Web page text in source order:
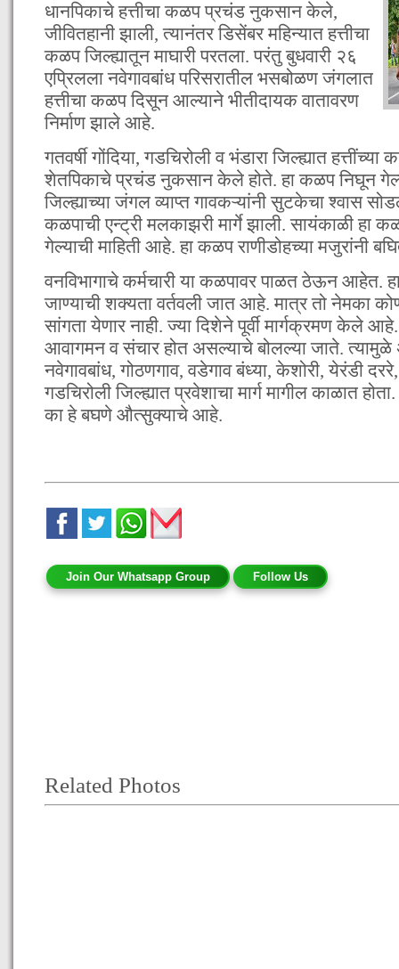
धानपिकाचे हत्तीचा कळप प्रचंड नुकसान केले,
जीवितहानी झाली, त्यानंतर डिसेंबर महिन्यात हत्तीचा
कळप जिल्ह्यातून माघारी परतला. परंतु बुधवारी २६
एप्रिलला नवेगावबांध परिसरातील भसबोळण जंगलात
हत्तीचा कळप दिसून आल्याने भीतीदायक वातावरण
निर्माण झाले आहे.
गतवर्षी गोंदिया, गडचिरोली व भंडारा जिल्ह्यात
शेतपिकाचे प्रचंड नुकसान केले होते. हा कळप निघून
जिल्ह्याच्या जंगल व्याप्त गावकऱ्यांनी सुटकेचा श्वास
कळपाची एन्ट्री मलकाझरी मार्गे झाली. सायंकाळी हा
गेल्याची माहिती आहे. हा कळप राणीडोहच्या मजुरांनी
वनविभागाचे कर्मचारी या कळपावर पाळत ठेऊन आहेत.
जाण्याची शक्यता वर्तवली जात आहे. मात्र तो नेमका
सांगता येणार नाही. ज्या दिशेने पूर्वी मार्गक्रमण केले
आवागमन व संचार होत असल्याचे बोलल्या जाते. त्यामुळे
नवेगावबांध, गोठणगाव, वडेगाव बंध्या, केशोरी, येरंडी
गडचिरोली जिल्ह्यात प्रवेशाचा मार्ग मागील काळात होता.
का हे बघणे औत्सुक्याचे आहे.
Join Our Whatsapp Group Follow Us
Related Photos